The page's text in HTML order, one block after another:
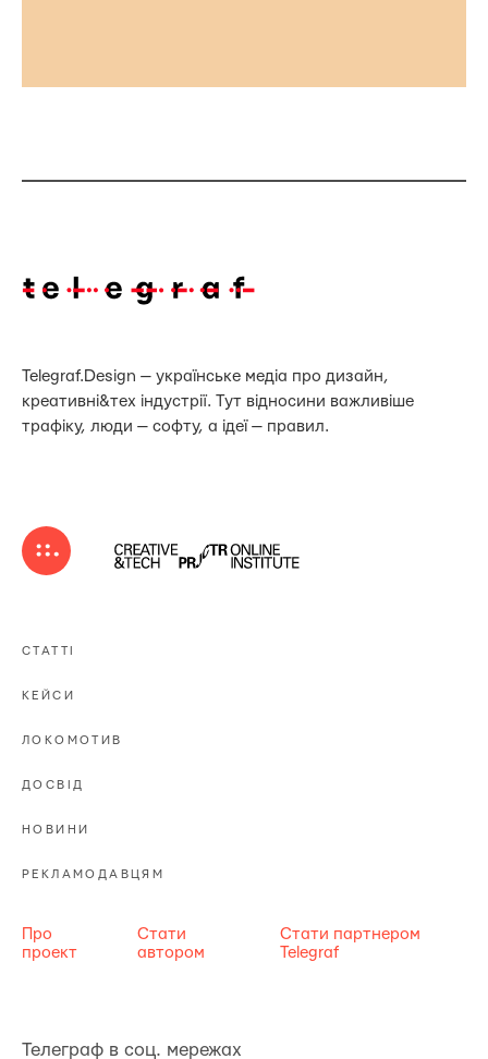
Telegraf.Design — українське медіа про дизайн,
креативні&тех індустрії. Тут відносини важливіше
трафіку, люди — софту, а ідеї — правил.
СТАТТІ
КЕЙСИ
ЛОКОМОТИВ
ДОСВІД
НОВИНИ
РЕКЛАМОДАВЦЯМ
Про
проект
Стати
автором
Стати партнером
Telegraf
Телеграф в соц. мережах